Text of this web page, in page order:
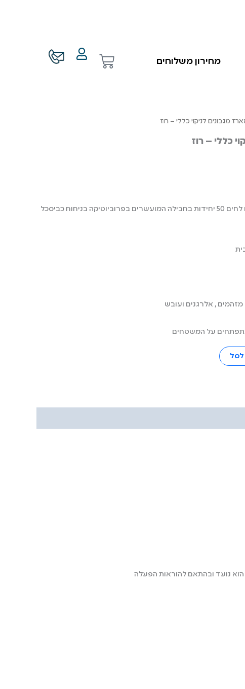
עגלת
מחירון משלוחים
מגבונים לניקוי כללי – רוז
כללי – רוז
מארז שלישית מגבונים לחים 50 יחידות בחבילה המועשרים בפרוביוטיקה בניחוח כביסכל
, אלרגנים ועובש
על המשטחים
לסל
נועד ובהתאם להוראות הפעלה